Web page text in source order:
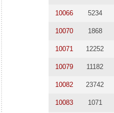
10066 5234
10070 1868
10071 12252
10079 11182
10082 23742
10083 1071